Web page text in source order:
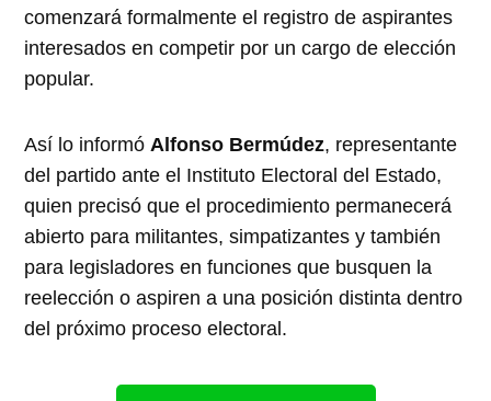
comenzará formalmente el registro de aspirantes
interesados en competir por un cargo de elección
popular.
Así lo informóAlfonso Bermúdez, representante
del partido ante el Instituto Electoral del Estado,
quien precisó que el procedimiento permanecerá
abierto para militantes, simpatizantes y también
para legisladores en funciones que busquen la
reelección o aspiren a una posición distinta dentro
del próximo proceso electoral.